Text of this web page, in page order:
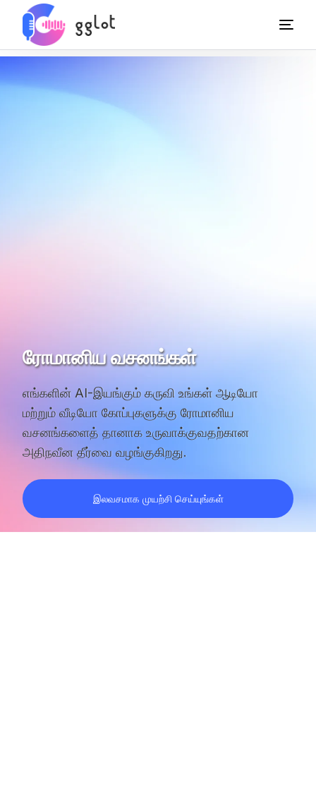
ரோமானிய வசனங்கள்
எங்களின் AI-இயங்கும் கருவி உங்கள் ஆடியோ
மற்றும் வீடியோ கோப்புகளுக்கு ரோமானிய
வசனங்களைத் தானாக உருவாக்குவதற்கான
அதிநவீன தீர்வை வழங்குகிறது.
இலவசமாக முயற்சி செய்யுங்கள்